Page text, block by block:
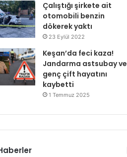
Çalıştığı şirkete ait
otomobili benzin
dökerek yaktı
23 Eylül 2022
Keşan’da feci kaza!
Jandarma astsubay ve
genç çift hayatını
kaybetti
1 Temmuz 2025